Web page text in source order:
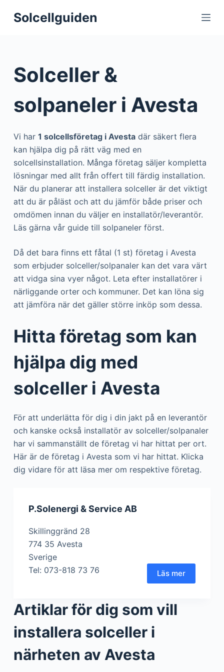
S
o
o
n
Solcellguiden
Solceller &
solpaneler i Avesta
Vi har 1 solcellsföretag i Avestadär säkert flera
kan hjälpa dig på rätt väg med en
solcellsinstallation. Många företag säljer kompletta
lösningar med allt från offert till färdig installation.
När du planerar att installera solceller är det viktigt
att du är påläst och att du jämför både priser och
omdömen innan du väljer en installatör/leverantör.
Läs gärna vår guide till solpaneler först.
Då det bara finns ett fåtal (1 st) företag i Avesta
som erbjuder solceller/solpanaler kan det vara värt
att vidga sina vyer något. Leta efter installatörer i
närliggande orter och kommuner. Det kan löna sig
att jämföra när det gäller större inköp som dessa.
Hitta företag som kan
hjälpa dig med
solceller i Avesta
För att underlätta för dig i din jakt på en leverantör
och kanske också installatör av solceller/solpanaler
har vi sammanställt de företag vi har hittat per ort.
Här är de företag i Avesta som vi har hittat. Klicka
dig vidare för att läsa mer om respektive företag.
P.Solenergi & Service AB
Skillinggränd 28
774 35 Avesta
Sverige
Tel: 073-818 73 76
Läs mer
Artiklar för dig som vill
installera solceller i
närheten av Avesta